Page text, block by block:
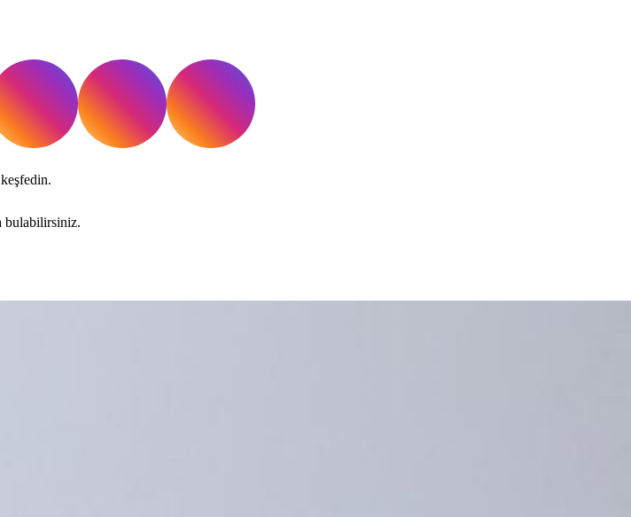
bulabilirsiniz.